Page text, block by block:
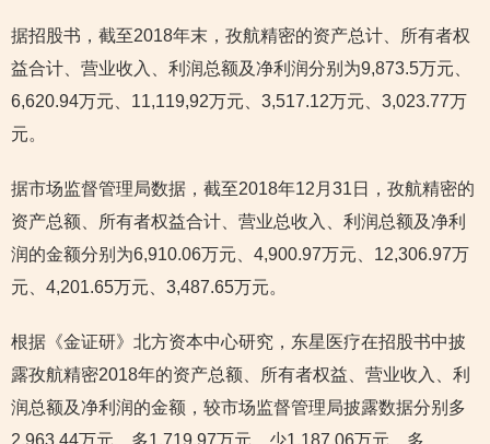
据招股书，截至2018年末，孜航精密的资产总计、所有者权
益合计、营业收入、利润总额及净利润分别为9,873.5万元、
6,620.94万元、11,119,92万元、3,517.12万元、3,023.77万
元。
据市场监督管理局数据，截至2018年12月31日，孜航精密的
资产总额、所有者权益合计、营业总收入、利润总额及净利
润的金额分别为6,910.06万元、4,900.97万元、12,306.97万
元、4,201.65万元、3,487.65万元。
根据《金证研》北方资本中心研究，东星医疗在招股书中披
露孜航精密2018年的资产总额、所有者权益、营业收入、利
润总额及净利润的金额，较市场监督管理局披露数据分别多